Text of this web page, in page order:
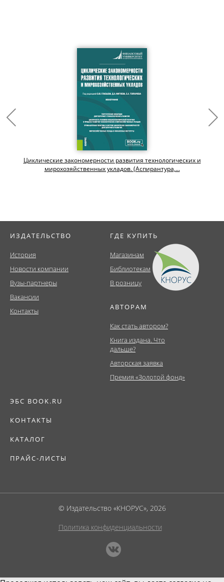
Циклические закономерности развития технологических и
мирохозяйственных укладов. (Аспирантура,...
ИЗДАТЕЛЬСТВО
История
Новости компании
Вузы-партнеры
Вакансии
Контакты
ГДЕ КУПИТЬ
Магазинам
Библиотекам
В розницу
АВТОРАМ
Как стать автором?
Книга издана. Что
дальше?
Авторская заявка
Премия «Золотой фонд»
ЭБС BOOK.RU
КОНТАКТЫ
КАТАЛОГ
ПРАЙС-ЛИСТЫ
© Издательство «КНОРУС», 2026
Политика конфиденциальности